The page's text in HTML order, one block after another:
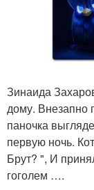
Зинаида
дому. Внезапно
паночка
первую ночь.
Брут? ", И
гоголем ….